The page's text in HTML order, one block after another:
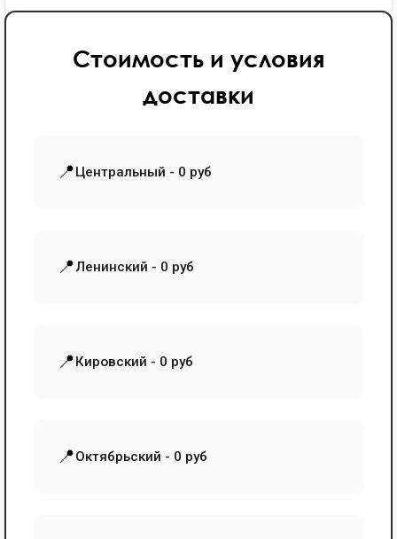
Стоимость и условия
доставки
📍Центральный - 0 руб
📍Ленинский - 0 руб
📍Кировский - 0 руб
📍Октябрьский - 0 руб